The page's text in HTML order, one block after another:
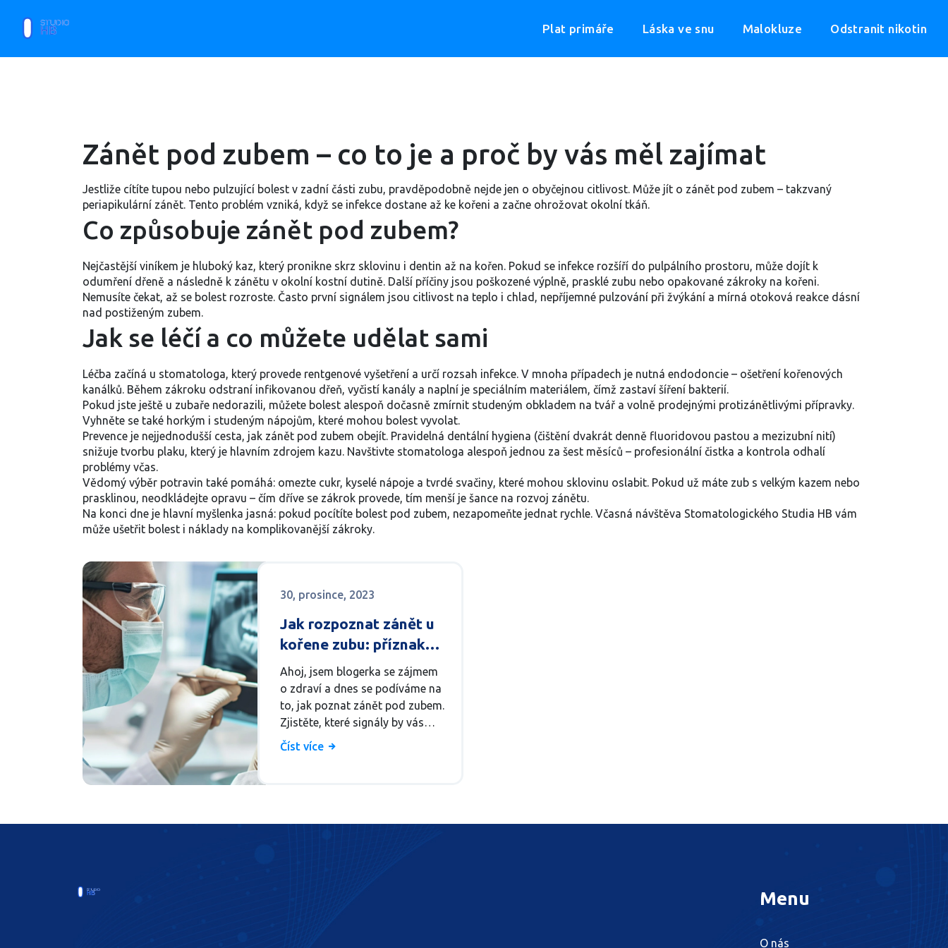
Plat primáře Láska ve snu Malokluze Odstranit nikotin
Zánět pod zubem – co to je a proč by vás měl zajímat
Jestliže cítíte tupou nebo pulzující bolest v zadní části zubu, pravděpodobně nejde jen o obyčejnou citlivost. Může jít o zánět pod zubem – takzvaný
periapikulární zánět. Tento problém vzniká, když se infekce dostane až ke kořeni a začne ohrožovat okolní tkáň.
Co způsobuje zánět pod zubem?
Nejčastější viníkem je hluboký kaz, který pronikne skrz sklovinu i dentin až na kořen. Pokud se infekce rozšíří do pulpálního prostoru, může dojít k
odumření dřeně a následně k zánětu v okolní kostní dutině. Další příčiny jsou poškozené výplně, prasklé zubu nebo opakované zákroky na kořeni.
Nemusíte čekat, až se bolest rozroste. Často první signálem jsou citlivost na teplo i chlad, nepříjemné pulzování při žvýkání a mírná otoková reakce dásní
nad postiženým zubem.
Jak se léčí a co můžete udělat sami
Léčba začíná u stomatologa, který provede rentgenové vyšetření a určí rozsah infekce. V mnoha případech je nutná endodoncie – ošetření kořenových
kanálků. Během zákroku odstraní infikovanou dřeň, vyčistí kanály a naplní je speciálním materiálem, čímž zastaví šíření bakterií.
Pokud jste ještě u zubaře nedorazili, můžete bolest alespoň dočasně zmírnit studeným obkladem na tvář a volně prodejnými protizánětlivými přípravky.
Vyhněte se také horkým i studeným nápojům, které mohou bolest vyvolat.
Prevence je nejjednodušší cesta, jak zánět pod zubem obejít. Pravidelná dentální hygiena (čištění dvakrát denně fluoridovou pastou a mezizubní nití)
snižuje tvorbu plaku, který je hlavním zdrojem kazu. Navštivte stomatologa alespoň jednou za šest měsíců – profesionální čistka a kontrola odhalí
problémy včas.
Vědomý výběr potravin také pomáhá: omezte cukr, kyselé nápoje a tvrdé svačiny, které mohou sklovinu oslabit. Pokud už máte zub s velkým kazem nebo
prasklinou, neodkládejte opravu – čím dříve se zákrok provede, tím menší je šance na rozvoj zánětu.
Na konci dne je hlavní myšlenka jasná: pokud pocítíte bolest pod zubem, nezapomeňte jednat rychle. Včasná návštěva Stomatologického Studia HB vám
může ušetřit bolest i náklady na komplikovanější zákroky.
30, prosince, 2023
Jak rozpoznat zánět u
kořene zubu: příznaky a
léčba
Ahoj, jsem blogerka se zájmem
o zdraví a dnes se podíváme na
to, jak poznat zánět pod zubem.
Zjistěte, které signály by vás
měly varovat a co dělat, když je
u zubaře. A když už to bolelo
Číst více
Menu
O nás